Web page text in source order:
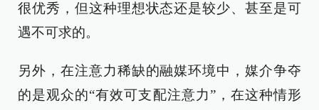
很优秀，但这种理想状态还是较少、甚至是可
遇不可求的。
另外，在注意力稀缺的融媒环境中，媒介争夺
的是观众的“有效可支配注意力”，在这种情形